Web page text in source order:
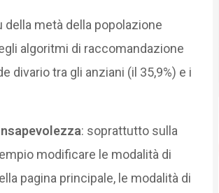
metà della popolazione
algoritmi di raccomandazione
divario tra gli anziani (il 35,9%) e i
: soprattutto sulla
modificare le modalità di
pagina principale, le modalità di